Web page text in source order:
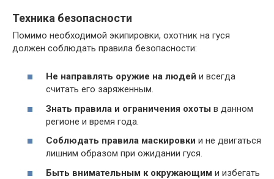
Техника безопасности
Помимо необходимой экипировки, охотник на гуся
должен соблюдать правила безопасности:
Не направлять оружие на людей и всегда
считать его заряженным.
Знать правила и ограничения охоты в данном
регионе и время года.
Соблюдать правила маскировки и не двигаться
лишним образом при ожидании гуся.
Быть внимательным к окружающим и избегать